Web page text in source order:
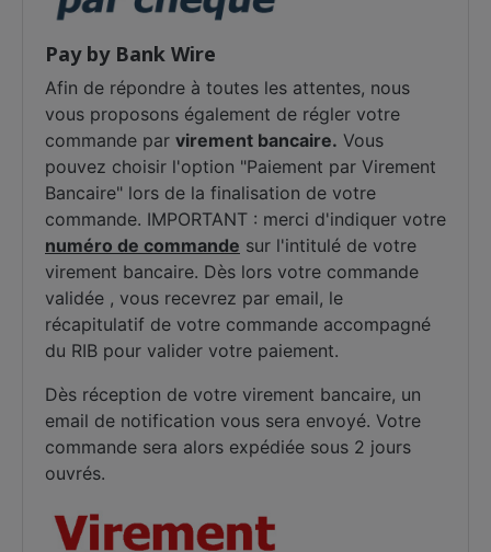
Pay by Bank Wire
Afin de répondre à toutes les attentes, nous
vous proposons également de régler votre
commande par virement bancaire. Vous
pouvez choisir l'option "Paiement par Virement
Bancaire" lors de la finalisation de votre
commande. IMPORTANT : merci d'indiquer votre
numéro de commande sur l'intitulé de votre
virement bancaire. Dès lors votre commande
validée , vous recevrez par email, le
récapitulatif de votre commande accompagné
du RIB pour valider votre paiement.
Dès réception de votre virement bancaire, un
email de notification vous sera envoyé. Votre
commande sera alors expédiée sous 2 jours
ouvrés.